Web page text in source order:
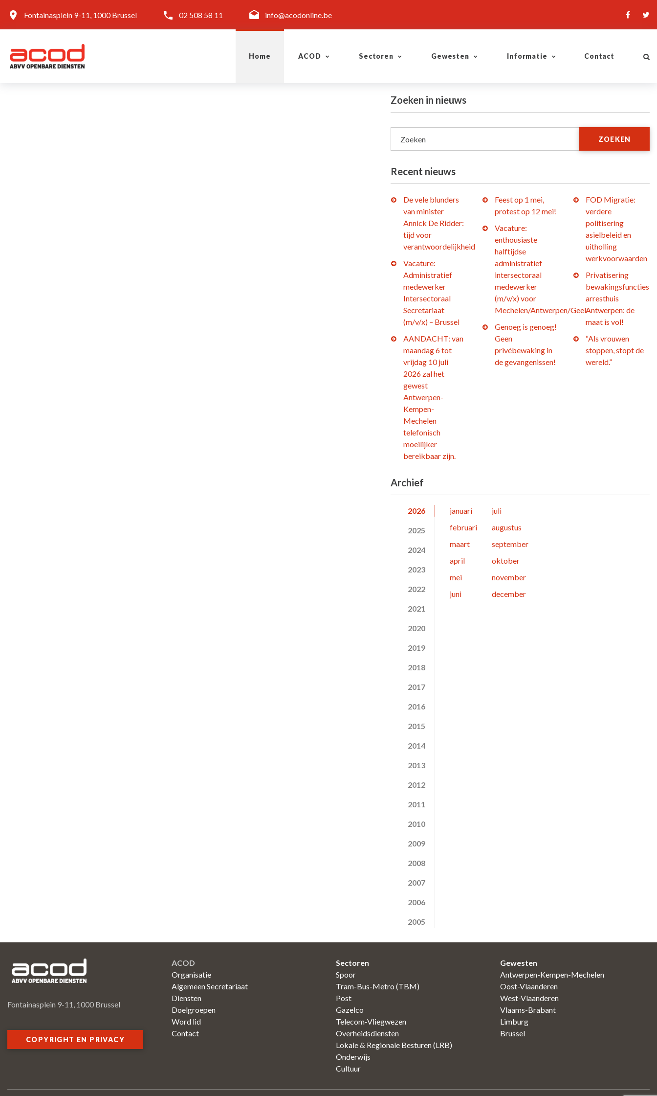
Fontainasplein 9-11, 1000 Brussel 02 508 58 11 info@acodonline.be
Home ACOD Sectoren Gewesten Informatie Contact
Zoeken in nieuws
Zoeken ZOEKEN
Recent nieuws
De vele blunders
van minister
Annick De Ridder:
tijd voor
verantwoordelijkheid
Vacature:
Administratief
medewerker
Intersectoraal
Secretariaat
(m/v/x) – Brussel
AANDACHT: van
maandag 6 tot
vrijdag 10 juli
2026 zal het
gewest
Antwerpen-
Kempen-
Mechelen
telefonisch
moeilijker
bereikbaar zijn.
Feest op 1 mei,
protest op 12 mei!
Vacature:
enthousiaste
halftijdse
administratief
intersectoraal
medewerker
(m/v/x) voor
Mechelen/Antwerpen/Geel
Genoeg is genoeg!
Geen
privébewaking in
de gevangenissen!
FOD Migratie:
verdere
politisering
asielbeleid en
uitholling
werkvoorwaarden
Privatisering
bewakingsfuncties
arresthuis
Antwerpen: de
maat is vol!
“Als vrouwen
stoppen, stopt de
wereld.”
Archief
2026
2025
2024
2023
2022
2021
2020
2019
2018
2017
2016
2015
2014
2013
2012
2011
2010
2009
2008
2007
2006
2005
januari
februari
maart
april
mei
juni
juli
augustus
september
oktober
november
december
Fontainasplein 9-11, 1000 Brussel
COPYRIGHT EN PRIVACY
ACOD
Organisatie
Algemeen Secretariaat
Diensten
Doelgroepen
Word lid
Contact
Sectoren
Spoor
Tram-Bus-Metro (TBM)
Post
Gazelco
Telecom-Vliegwezen
Overheidsdiensten
Lokale & Regionale Besturen (LRB)
Onderwijs
Cultuur
Gewesten
Antwerpen-Kempen-Mechelen
Oost-Vlaanderen
West-Vlaanderen
Vlaams-Brabant
Limburg
Brussel